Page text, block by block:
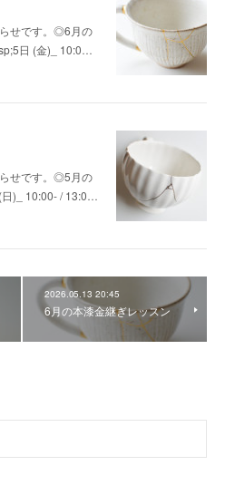
せです。◎6月の
日 (金)_ 10:0…
せです。◎5月の
日)_ 10:00- / 13:0…
2026.05.13 20:45
6月の本漆金継ぎレッスン